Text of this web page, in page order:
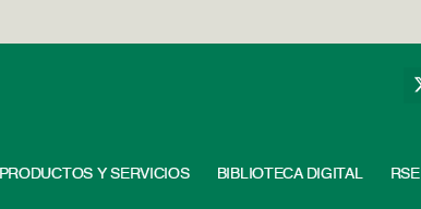
PRODUCTOS Y SERVICIOS BIBLIOTECA DIGITAL RSE